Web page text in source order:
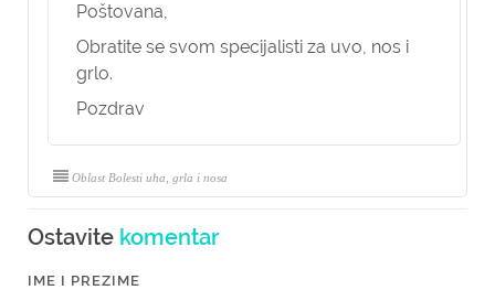
Poštovana,
Obratite se svom specijalisti za uvo, nos i
grlo.
Pozdrav
Oblast Bolesti uha, grla i nosa
Ostavite komentar
IME I PREZIME